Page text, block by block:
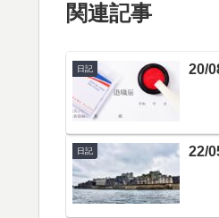
関連記事
日記 20/
日記 22/